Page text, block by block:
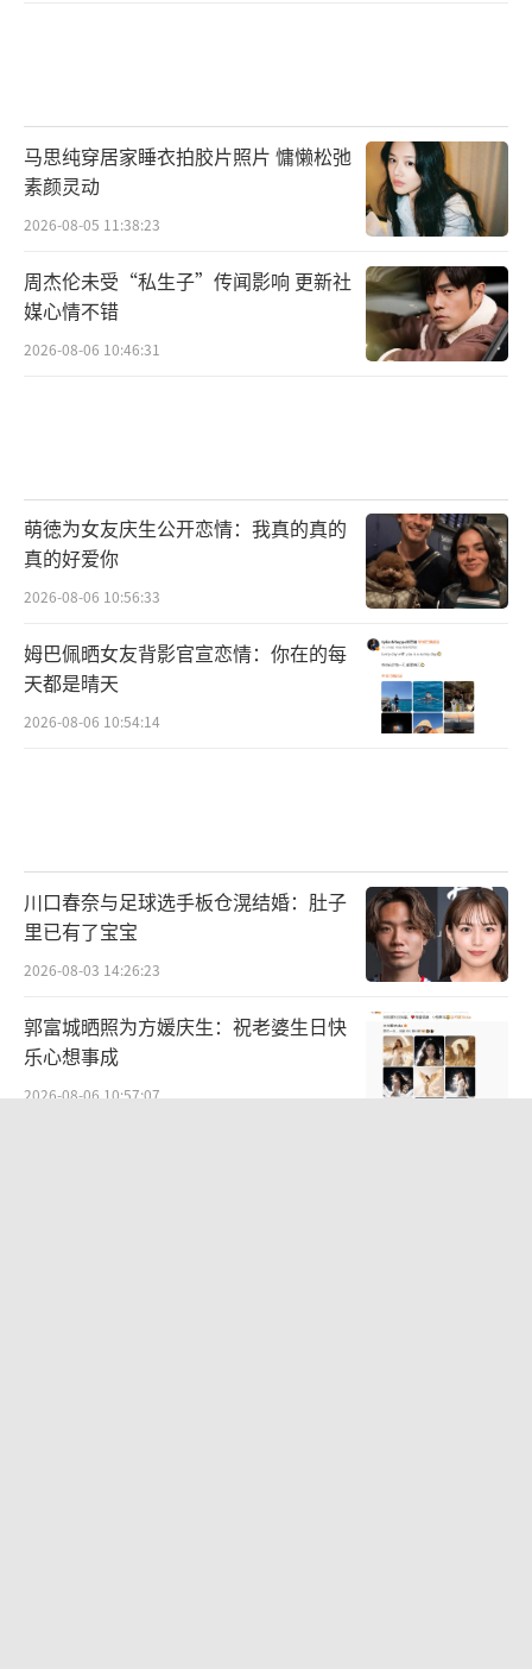
马思纯穿居家睡衣拍胶片照片 慵懒松弛
素颜灵动
2026-08-05 11:38:23
周杰伦未受“私生子”传闻影响 更新社
媒心情不错
2026-08-06 10:46:31
萌徳为女友庆生公开恋情：我真的真的
真的好爱你
2026-08-06 10:56:33
姆巴佩晒女友背影官宣恋情：你在的每
天都是晴天
2026-08-06 10:54:14
川口春奈与足球选手板仓滉结婚：肚子
里已有了宝宝
2026-08-03 14:26:23
郭富城晒照为方媛庆生：祝老婆生日快
乐心想事成
2026-08-06 10:57:07